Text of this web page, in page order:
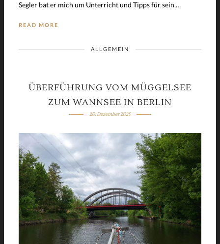
Segler bat er mich um Unterricht und Tipps für sein …
READ MORE
ALLGEMEIN
ÜBERFÜHRUNG VOM MÜGGELSEE
ZUM WANNSEE IN BERLIN
20. Dezember 2025